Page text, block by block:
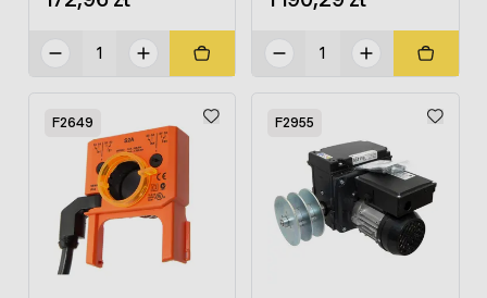
F2649 F2955